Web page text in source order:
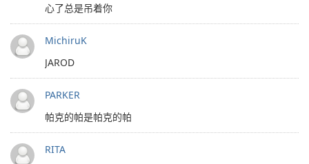
心了总是吊着你
MichiruK
JAROD
PARKER
帕克的帕是帕克的帕
RITA